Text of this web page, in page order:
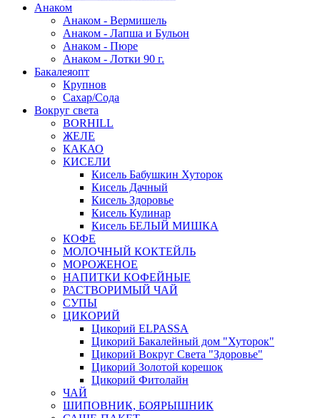
Анаком
Анаком - Вермишель
Анаком - Лапша и Бульон
Анаком - Пюре
Анаком - Лотки 90 г.
Бакалеяопт
Крупнов
Сахар/Сода
Вокруг света
BORHILL
ЖЕЛЕ
КАКАО
КИСЕЛИ
Кисель Бабушкин Хуторок
Кисель Дачный
Кисель Здоровье
Кисель Кулинар
Кисель БЕЛЫЙ МИШКА
КОФЕ
МОЛОЧНЫЙ КОКТЕЙЛЬ
МОРОЖЕНОЕ
НАПИТКИ КОФЕЙНЫЕ
РАСТВОРИМЫЙ ЧАЙ
СУПЫ
ЦИКОРИЙ
Цикорий ELPASSA
Цикорий Бакалейный дом "Хуторок"
Цикорий Вокруг Света "Здоровье"
Цикорий Золотой корешок
Цикорий Фитолайн
ЧАЙ
ШИПОВНИК, БОЯРЫШНИК